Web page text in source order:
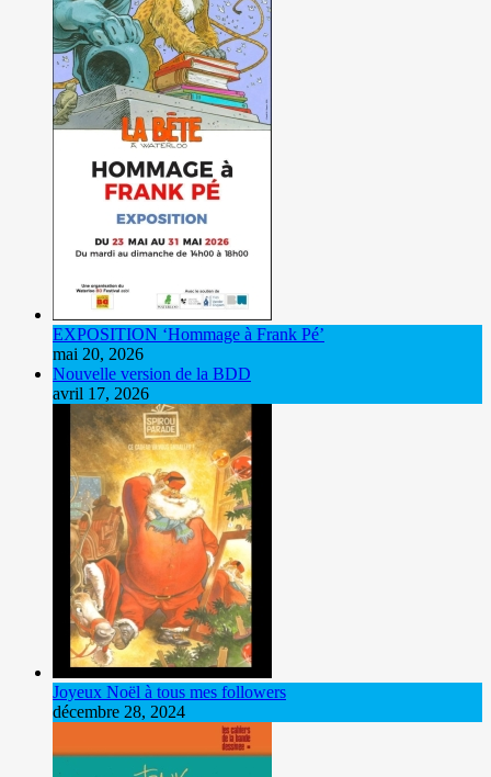
EXPOSITION ‘Hommage à Frank Pé’
mai 20, 2026
Nouvelle version de la BDD
avril 17, 2026
Joyeux Noël à tous mes followers
décembre 28, 2024